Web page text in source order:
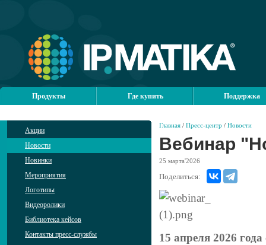
Продукты Где купить Поддержка
Акции
Новости
Новинки
Мероприятия
Логотипы
Видеоролики
Библиотека кейсов
Контакты пресс-службы
Главная / Пресс-центр / Новости
Вебинар
25 марта'2026
Поделиться:
15 апреля 2026